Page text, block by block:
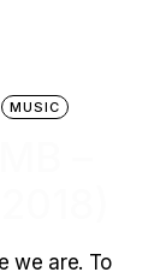
MUSIC
we are. To